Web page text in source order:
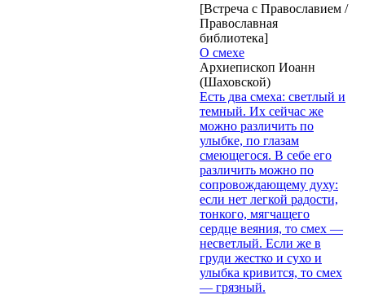
[Встреча с Православием /
Православная
библиотека]
О смехе
Архиепископ Иоанн
(Шаховской)
Есть два смеха: светлый и
темный. Их сейчас же
можно различить по
улыбке, по глазам
смеющегося. В себе его
различить можно по
сопровождающему духу:
если нет легкой радости,
тонкого, мягчащего
сердце веяния, то смех —
несветлый. Если же в
груди жестко и сухо и
улыбка кривится, то смех
— грязный.